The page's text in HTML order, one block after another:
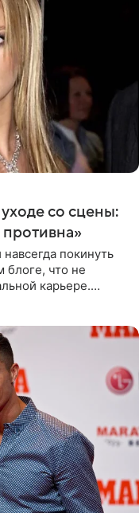
со сцены:
покинуть
блоге, что не
карьере.